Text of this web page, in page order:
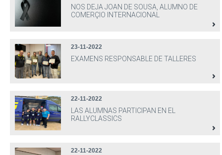
NOS DEJA JOAN DE SOUSA, ALUMNO DE
COMERÇIO INTERNACIONAL
23-11-2022
EXAMENS RESPONSABLE DE TALLERES
22-11-2022
LAS ALUMNAS PARTICIPAN EN EL
RALLYCLASSICS
22-11-2022